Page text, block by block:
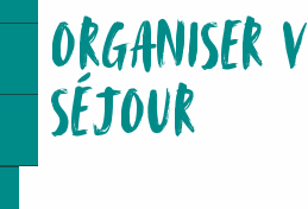
ORGANISER
SÉJOUR